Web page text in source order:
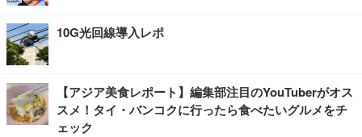
10G光回線導入レポ
【アジア美食レポート】編集部注目のYouTuberがオス
スメ！タイ・バンコクに行ったら食べたいグルメをチ
ェック